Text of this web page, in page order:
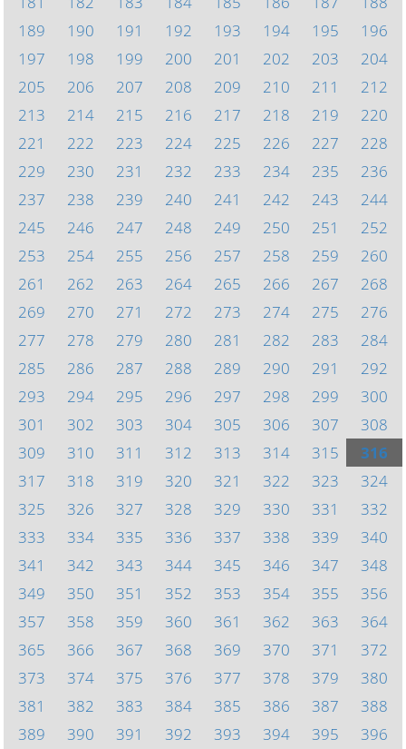
189
190 191 192 193 194 195
196
197
198 199 200 201 202 203
204
205
206 207 208 209 210 211
212
213
214 215 216 217 218 219
220
221
222 223 224 225 226 227
228
229
230 231 232 233 234 235
236
237
238 239 240 241 242 243
244
245
246 247 248 249 250 251
252
253
254 255 256 257 258 259
260
261
262 263 264 265 266 267
268
269
270 271 272 273 274 275
276
277
278 279 280 281 282 283
284
285
286 287 288 289 290 291
292
293
294 295 296 297 298 299
300
301
302 303 304 305 306 307
308
309
310 311 312 313 314 315
316
317
318 319 320 321 322 323
324
325
326 327 328 329 330 331
332
333
334 335 336 337 338 339
340
341
342 343 344 345 346 347
348
349
350 351 352 353 354 355
356
357
358 359 360 361 362 363
364
365
366 367 368 369 370 371
372
373
374 375 376 377 378 379
380
381
382 383 384 385 386 387
388
389
390 391 392 393 394 395 396